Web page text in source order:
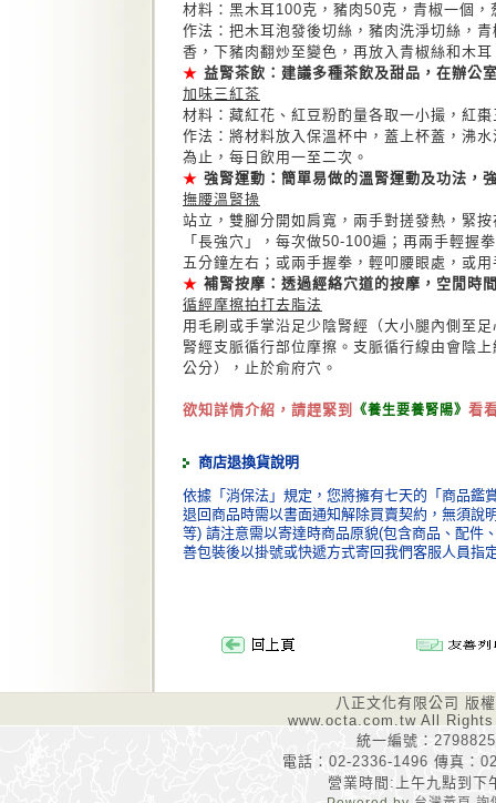
材料：黑木耳100克，豬肉50克，青椒一個，
作法：把木耳泡發後切絲，豬肉洗淨切絲，
香，下豬肉翻炒至變色，再放入青椒絲和木
★ 益腎茶飲：建議多種茶飲及甜品，在辦公
加味三紅茶
材料：藏紅花、紅豆粉酌量各取一小撮，紅
作法：將材料放入保溫杯中，蓋上杯蓋，沸
為止，每日飲用一至二次。
★ 強腎運動：簡單易做的溫腎運動及功法，
撫腰溫腎操
站立，雙腳分開如肩寬，兩手對搓發熱，緊
「長強穴」，每次做50-100遍；再兩手輕握
五分鐘左右；或兩手握拳，輕叩腰眼處，或
★ 補腎按摩：透過經絡穴道的按摩，空閒時
循經摩擦拍打去脂法
用毛刷或手掌沿足少陰腎經（大小腿內側至
腎經支脈循行部位摩擦。支脈循行線由會陰
公分），止於俞府穴。
欲知詳情介紹，請趕緊到 《養生要養腎陽》 看
商店退換貨說明
依據「消保法」規定，您將擁有七天的「商品鑑
退回商品時需以書面通知解除買賣契約，無須說
等) 請注意需以寄達時商品原貌(包含商品、配件
善包裝後以掛號或快遞方式寄回我們客服人員指
八正文化有限公司 版
www.octa.com.tw All
統一編號：
電話：02-2336-1496 傳真：
營業時間:上午九點到下